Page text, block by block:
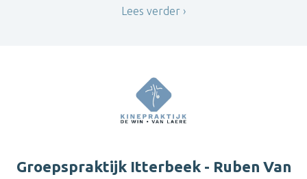
Lees verder
Groepspraktijk Itterbeek - Ruben Van